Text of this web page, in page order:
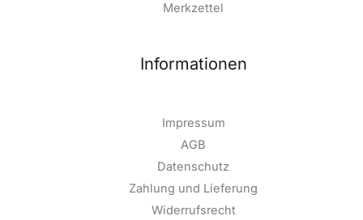
Merkzettel
Informationen
Impressum
AGB
Datenschutz
Zahlung und Lieferung
Widerrufsrecht